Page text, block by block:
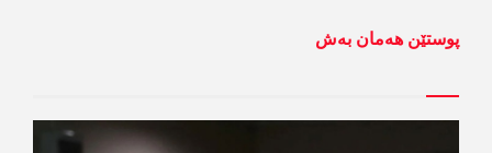
پوستێن ھەمان بەش